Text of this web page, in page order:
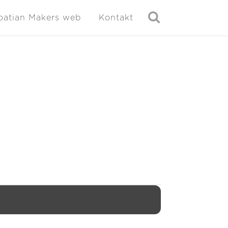
Makers web Kontakt